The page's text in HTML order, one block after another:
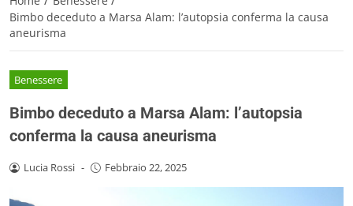
Bimbo deceduto a Marsa Alam: l’autopsia conferma la causa
aneurisma
Benessere
Bimbo deceduto a Marsa Alam: l’autopsia
conferma la causa aneurisma
Lucia Rossi - Febbraio 22, 2025